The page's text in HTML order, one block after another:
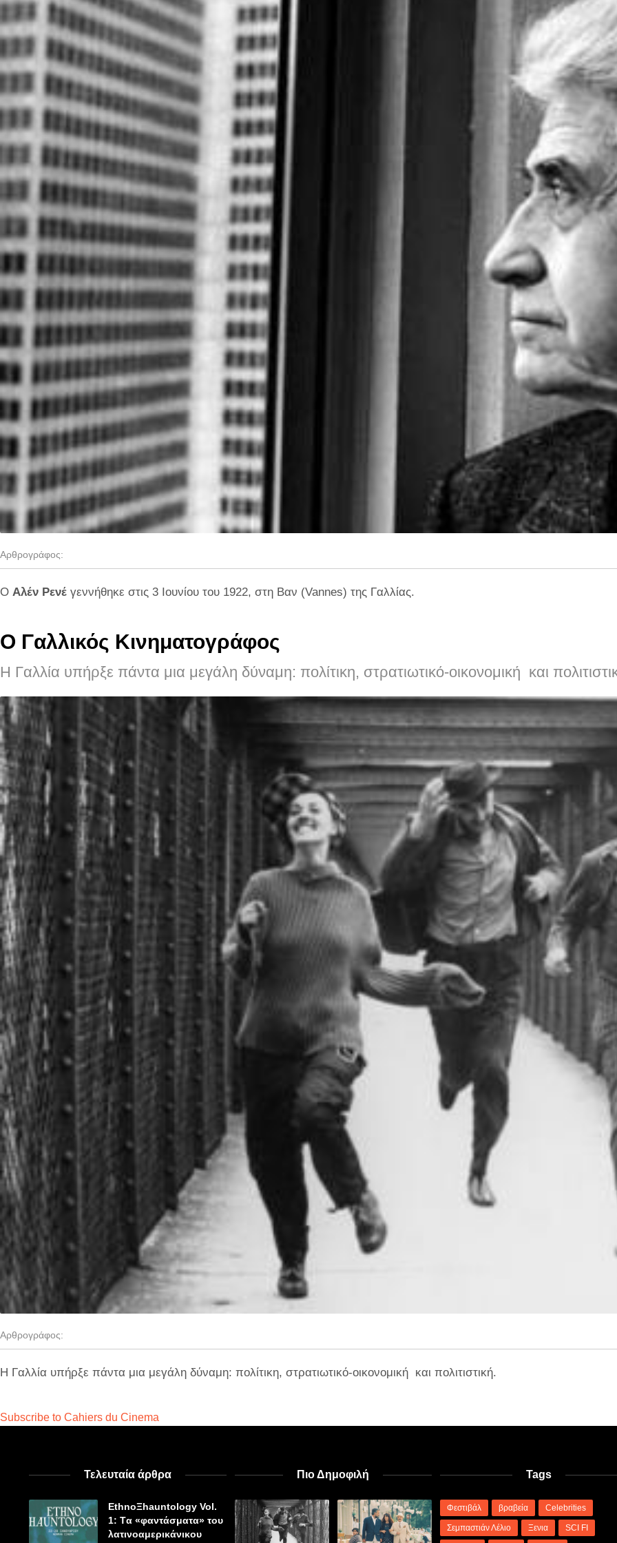
Αρθρογράφος:
Ο Αλέν Ρενέ γεννήθηκε στις 3 Ιουνίου του 1922, στη Βαν (Vannes) της Γαλλίας.
Ο Γαλλικός Κινηματογράφος
Η Γαλλία υπήρξε πάντα μια μεγάλη δύναμη: πολίτικη, στρατιωτικό-οικονομική και
Αρθρογράφος:
Η Γαλλία υπήρξε πάντα μια μεγάλη δύναμη: πολίτικη, στρατιωτικό-οικονομική και πολιτιστική.
Subscribe to Cahiers du Cinema
Τελευταία άρθρα
EthnoΞhauntology Vol.
1: Tα «φαντάσματα» του
λατινοαμερικάνικου
Πιο Δημοφιλή Tags
Φεστιβάλ βραβεία Celebrities
Σεμπαστιάν Λέλιο Ξενια SCI FI